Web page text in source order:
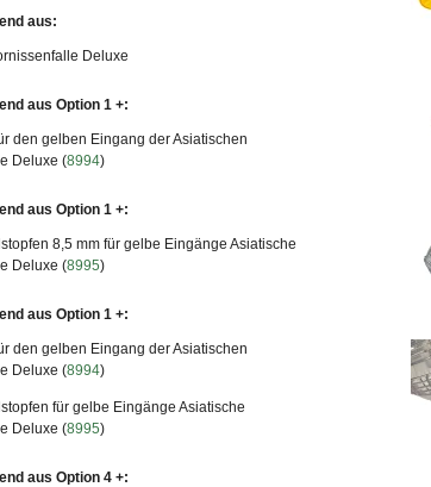
aus:
Deluxe
aus Option 1 +:
den gelben Eingang der Asiatischen
Deluxe (8994)
aus Option 1 +:
8,5 mm für gelbe Eingänge Asiatische
Deluxe (8995)
aus Option 1 +:
den gelben Eingang der Asiatischen
Deluxe (8994)
für gelbe Eingänge Asiatische
Deluxe (8995)
aus Option 4 +: